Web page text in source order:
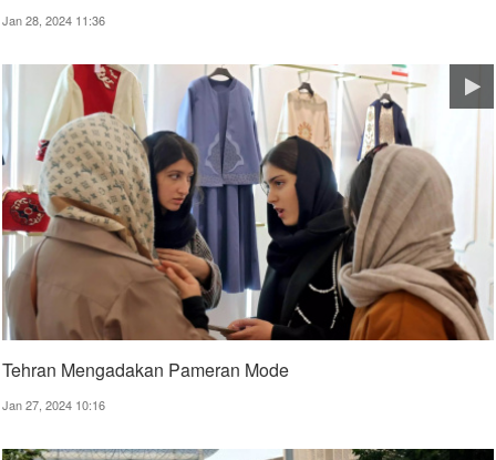
Jan 28, 2024 11:36
Tehran Mengadakan Pameran Mode
Jan 27, 2024 10:16